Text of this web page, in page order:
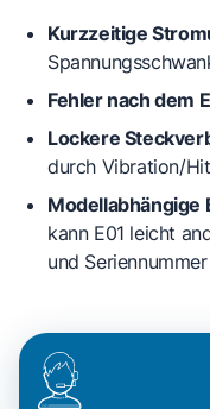
Kurzzeitige
Fehler nach dem
Lockere
durch Vibration/
Modellabhängige
kann E01 leicht
und